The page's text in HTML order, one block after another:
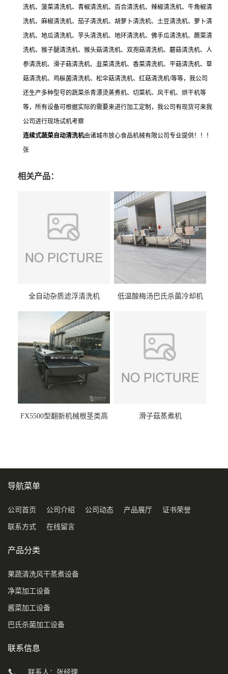
洗机、菠菜清洗机、青椒清洗机、百合清洗机、辣椒清洗机、牛角椒清
洗机、麻椒清洗机、茄子清洗机、胡萝卜清洗机、土豆清洗机、萝卜清
洗机、地瓜清洗机、芋头清洗机、地环清洗机、佛手瓜清洗机、蕨菜清
洗机、猴子腿清洗机、猴头菇清洗机、双孢菇清洗机、蘑菇清洗机、人
参清洗机、滑子菇清洗机、韭菜清洗机、香菜清洗机、平菇清洗机、草
菇清洗机、鸡枞菌清洗机、松伞菇清洗机、红菇清洗机/等等，我公司
还生产多种型号的蔬菜杀青漂烫蒸煮机、切菜机、风干机、烘干机等
等，所有设备可根据实际的需要来进行加工定制，我公司有现货可来我
公司进行现场试机考察
连续式蔬菜自动清洗机由诸城市放心食品机械有限公司专业提供！！！
张
相关产品：
全自动杂质滤浮清洗机 低温酸梅汤巴氏杀菌冷却机
FX5500型翻新机械根茎类高
滑子菇蒸煮机
导航菜单
公司首页 公司介绍 公司动态 产品展厅 证书荣誉
联系方式 在线留言
产品分类
果蔬清洗风干蒸煮设备
净菜加工设备
酱菜加工设备
巴氏杀菌加工设备
联系信息
联系人：张经理